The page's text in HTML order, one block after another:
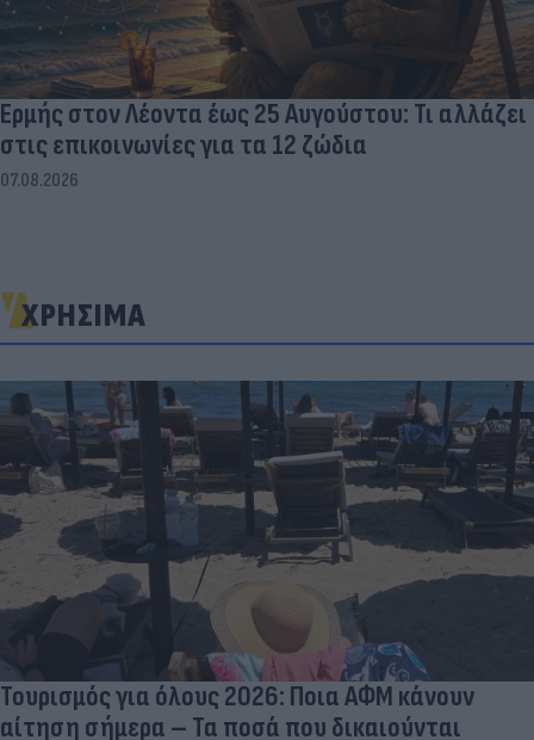
Ερμής στον Λέοντα έως 25 Αυγούστου: Τι αλλάζει
στις επικοινωνίες για τα 12 ζώδια
07.08.2026
ΧΡΗΣΙΜΑ
Τουρισμός για όλους 2026: Ποια ΑΦΜ κάνουν
αίτηση σήμερα – Τα ποσά που δικαιούνται